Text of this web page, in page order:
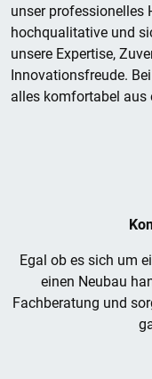
unser professionelles
hochqualitative und
unsere Expertise,
Innovationsfreude.
alles komfortabel aus
Egal ob es sich um
einen Neubau
Fachberatung und